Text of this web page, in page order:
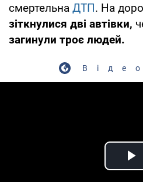
смертельна ДТП. На
зіткнулися дві автівки,
загинули троє людей.